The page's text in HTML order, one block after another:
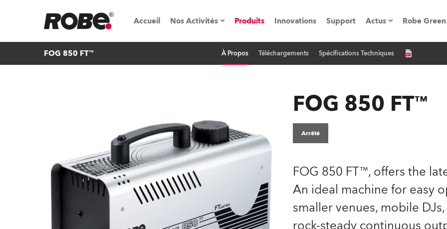
Accueil Nos Activités
Salons & évènements
Tutoriels RoboSpot
Robe On The Road
Robe On Location
Nos innovations en vidéo
Produits Innovations Support Actus
Communiqués de
Robe Green
FOG 850 FT™ À Propos Téléchargements Spécifications Techniques
FOG 850 FT™
Arrêté
FOG 850 FT™, offers the
An ideal machine for easy
smaller venues, mobile